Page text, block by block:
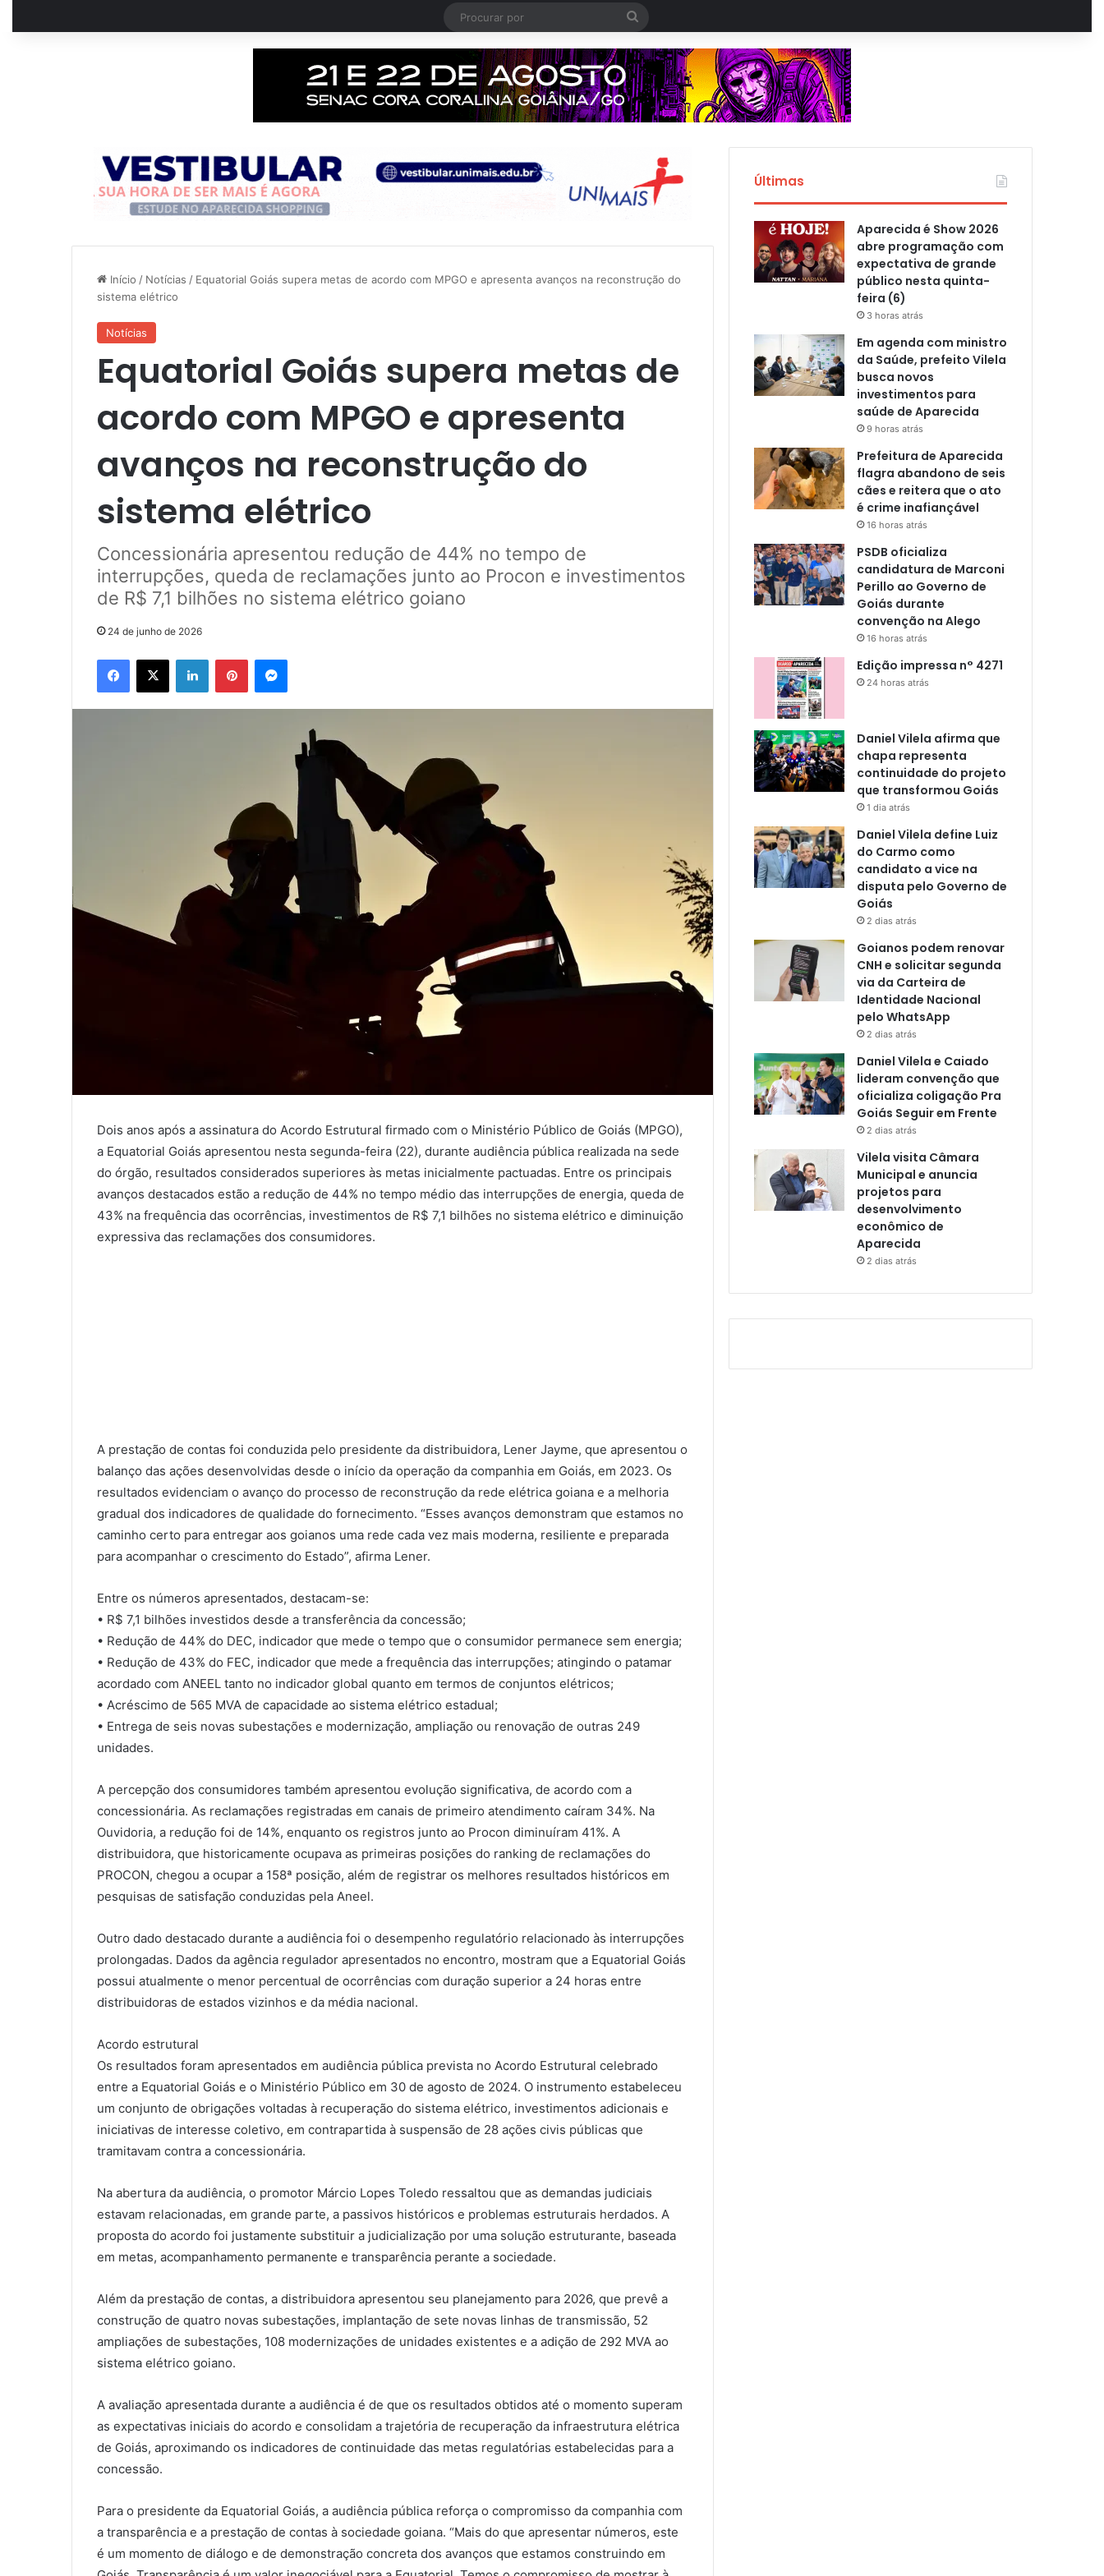
Procurar
por
Início / Notícias / Equatorial Goiás supera metas de acordo com MPGO e apresenta avanços na reconstrução do
sistema elétrico
Notícias
Equatorial Goiás supera metas de
acordo com MPGO e apresenta
avanços na reconstrução do
sistema elétrico
Concessionária apresentou redução de 44% no tempo de
interrupções, queda de reclamações junto ao Procon e investimentos
de R$ 7,1 bilhões no sistema elétrico goiano
24 de junho de 2026
Facebook
X LinkedinPinterestMessenger
Dois anos após a assinatura do Acordo Estrutural firmado com o Ministério Público de Goiás (MPGO),
a Equatorial Goiás apresentou nesta segunda-feira (22), durante audiência pública realizada na sede
do órgão, resultados considerados superiores às metas inicialmente pactuadas. Entre os principais
avanços destacados estão a redução de 44% no tempo médio das interrupções de energia, queda de
43% na frequência das ocorrências, investimentos de R$ 7,1 bilhões no sistema elétrico e diminuição
expressiva das reclamações dos consumidores.
A prestação de contas foi conduzida pelo presidente da distribuidora, Lener Jayme, que apresentou o
balanço das ações desenvolvidas desde o início da operação da companhia em Goiás, em 2023. Os
resultados evidenciam o avanço do processo de reconstrução da rede elétrica goiana e a melhoria
gradual dos indicadores de qualidade do fornecimento. “Esses avanços demonstram que estamos no
caminho certo para entregar aos goianos uma rede cada vez mais moderna, resiliente e preparada
para acompanhar o crescimento do Estado”, afirma Lener.
Entre os números apresentados, destacam-se:
• R$ 7,1 bilhões investidos desde a transferência da concessão;
• Redução de 44% do DEC, indicador que mede o tempo que o consumidor permanece sem energia;
• Redução de 43% do FEC, indicador que mede a frequência das interrupções; atingindo o patamar
acordado com ANEEL tanto no indicador global quanto em termos de conjuntos elétricos;
• Acréscimo de 565 MVA de capacidade ao sistema elétrico estadual;
• Entrega de seis novas subestações e modernização, ampliação ou renovação de outras 249
unidades.
A percepção dos consumidores também apresentou evolução significativa, de acordo com a
concessionária. As reclamações registradas em canais de primeiro atendimento caíram 34%. Na
Ouvidoria, a redução foi de 14%, enquanto os registros junto ao Procon diminuíram 41%. A
distribuidora, que historicamente ocupava as primeiras posições do ranking de reclamações do
PROCON, chegou a ocupar a 158ª posição, além de registrar os melhores resultados históricos em
pesquisas de satisfação conduzidas pela Aneel.
Outro dado destacado durante a audiência foi o desempenho regulatório relacionado às interrupções
prolongadas. Dados da agência regulador apresentados no encontro, mostram que a Equatorial Goiás
possui atualmente o menor percentual de ocorrências com duração superior a 24 horas entre
distribuidoras de estados vizinhos e da média nacional.
Acordo estrutural
Os resultados foram apresentados em audiência pública prevista no Acordo Estrutural celebrado
entre a Equatorial Goiás e o Ministério Público em 30 de agosto de 2024. O instrumento estabeleceu
um conjunto de obrigações voltadas à recuperação do sistema elétrico, investimentos adicionais e
iniciativas de interesse coletivo, em contrapartida à suspensão de 28 ações civis públicas que
tramitavam contra a concessionária.
Na abertura da audiência, o promotor Márcio Lopes Toledo ressaltou que as demandas judiciais
estavam relacionadas, em grande parte, a passivos históricos e problemas estruturais herdados. A
proposta do acordo foi justamente substituir a judicialização por uma solução estruturante, baseada
em metas, acompanhamento permanente e transparência perante a sociedade.
Além da prestação de contas, a distribuidora apresentou seu planejamento para 2026, que prevê a
construção de quatro novas subestações, implantação de sete novas linhas de transmissão, 52
ampliações de subestações, 108 modernizações de unidades existentes e a adição de 292 MVA ao
sistema elétrico goiano.
A avaliação apresentada durante a audiência é de que os resultados obtidos até o momento superam
as expectativas iniciais do acordo e consolidam a trajetória de recuperação da infraestrutura elétrica
de Goiás, aproximando os indicadores de continuidade das metas regulatórias estabelecidas para a
concessão.
Para o presidente da Equatorial Goiás, a audiência pública reforça o compromisso da companhia com
a transparência e a prestação de contas à sociedade goiana. “Mais do que apresentar números, este
é um momento de diálogo e de demonstração concreta dos avanços que estamos construindo em
Últimas
Aparecida é Show 2026
abre programação com
expectativa de grande
público nesta quinta-
feira (6)
3 horas atrás
Em agenda com ministro
da Saúde, prefeito Vilela
busca novos
investimentos para
saúde de Aparecida
9 horas atrás
Prefeitura de Aparecida
flagra abandono de seis
cães e reitera que o ato
é crime inafiançável
16 horas atrás
PSDB oficializa
candidatura de Marconi
Perillo ao Governo de
Goiás durante
convenção na Alego
16 horas atrás
Edição impressa n° 4271
24 horas atrás
Daniel Vilela afirma que
chapa representa
continuidade do projeto
que transformou Goiás
1 dia atrás
Daniel Vilela define Luiz
do Carmo como
candidato a vice na
disputa pelo Governo de
Goiás
2 dias atrás
Goianos podem renovar
CNH e solicitar segunda
via da Carteira de
Identidade Nacional
pelo WhatsApp
2 dias atrás
Daniel Vilela e Caiado
lideram convenção que
oficializa coligação Pra
Goiás Seguir em Frente
2 dias atrás
Vilela visita Câmara
Municipal e anuncia
projetos para
desenvolvimento
econômico de
Aparecida
2 dias atrás